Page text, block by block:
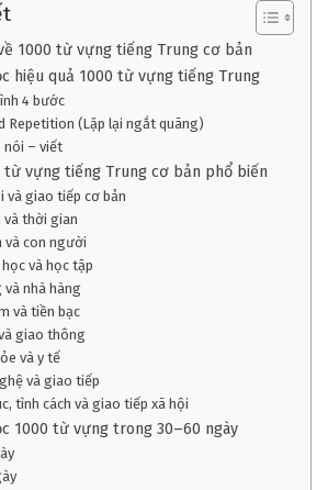
1000 từ vựng tiếng Trung cơ bản
hiệu quả 1000 từ vựng tiếng Trung
4 bước
Repetition (Lặp lại ngắt quãng)
nói – viết
từ vựng tiếng Trung cơ bản phổ biến
và giao tiếp cơ bản
và thời gian
và con người
và học tập
và nhà hàng
và tiền bạc
giao thông
và y tế
và giao tiếp
tình cách và giao tiếp xã hội
1000 từ vựng trong 30–60 ngày